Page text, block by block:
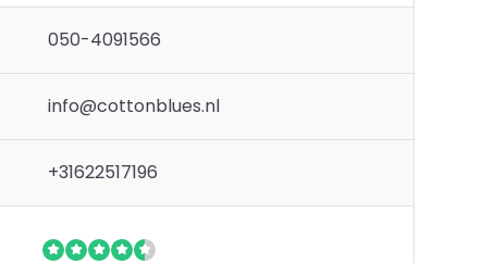
050-4091566
info@cottonblues.nl
+31622517196